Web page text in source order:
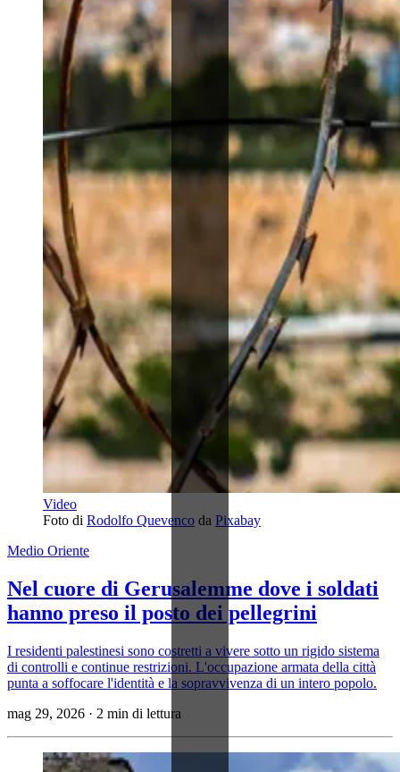
Video
Foto di Rodolfo Quevenco da Pixabay
Medio Oriente
Nel cuore di Gerusalemme dove i soldati
hanno preso il posto dei pellegrini
I residenti palestinesi sono costretti a vivere sotto un rigido sistema
di controlli e continue restrizioni. L'occupazione armata della città
punta a soffocare l'identità e la sopravvivenza di un intero popolo.
mag 29, 2026 · 2 min di lettura